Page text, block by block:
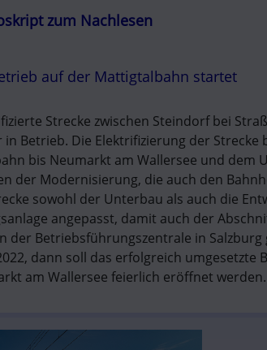
zum Nachlesen
auf der Mattigtalbahn startet
Strecke zwischen Steindorf bei
in Betrieb. Die Elektrifizierung der
bis Neumarkt am Wallersee und dem
der Modernisierung, die auch den
sowohl der Unterbau als auch die
angepasst, damit auch der
der Betriebsführungszentrale in
dann soll das erfolgreich
am Wallersee feierlich eröffnet werden.